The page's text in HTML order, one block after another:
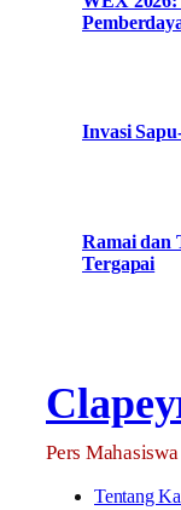
Invasi
Ramai dan
Tergapai
Pers
Tentang